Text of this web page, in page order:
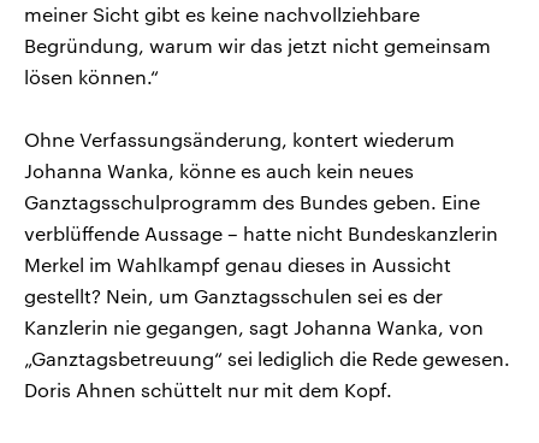
meiner Sicht gibt es keine nachvollziehbare
Begründung, warum wir das jetzt nicht gemeinsam
lösen können.“
Ohne Verfassungsänderung, kontert wiederum
Johanna Wanka, könne es auch kein neues
Ganztagsschulprogramm des Bundes geben. Eine
verblüffende Aussage – hatte nicht Bundeskanzlerin
Merkel im Wahlkampf genau dieses in Aussicht
gestellt? Nein, um Ganztagsschulen sei es der
Kanzlerin nie gegangen, sagt Johanna Wanka, von
„Ganztagsbetreuung“ sei lediglich die Rede gewesen.
Doris Ahnen schüttelt nur mit dem Kopf.